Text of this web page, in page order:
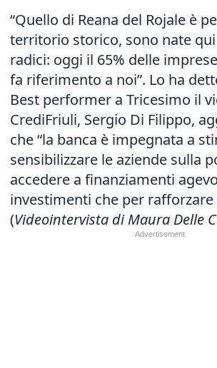
“Quello di Reana del Rojale è
territorio storico, sono nate
radici: oggi il 65% delle
fa riferimento a noi”. Lo ha
Best performer a Tricesimo il
CrediFriuli, Sergio Di Filippo,
che “la banca è impegnata a
sensibilizzare le aziende sulla
accedere a finanziamenti
investimenti che per rafforzare
(Videointervista di Maura Delle